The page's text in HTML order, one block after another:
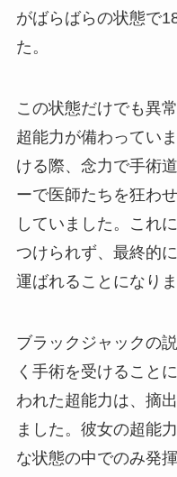
がばらばらの状態で
た。
この状態だけでも異
超能力が備わってい
ける際、念力で手術
ーで医師たちを狂わ
していました。これ
つけられず、最終的
運ばれることになりま
ブラックジャックの
く手術を受けること
われた超能力は、摘
ました。彼女の超能
な状態の中でのみ発